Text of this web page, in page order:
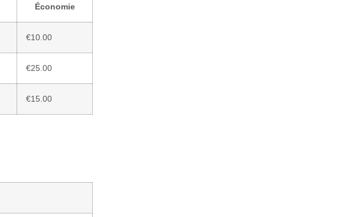
Économie
€10.00
€25.00
€15.00